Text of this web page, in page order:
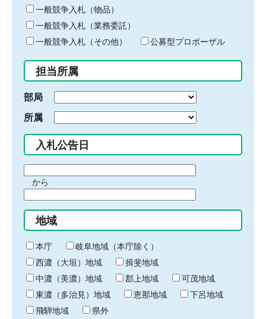
ー
ワ
ー
ド
入
力
一般競争入札（物品）
一般競争入札（業務委託）
一般競争入札（その他）
公募型プロポーザル
担当所属
部局
所属
入札公告日
間
始
り
から
間
終
わ
り
地域
本庁
岐阜地域（本庁除く）
西濃（大垣）地域
揖斐地域
中濃（美濃）地域
郡上地域
可茂地域
東濃（多治見）地域
恵那地域
下呂地域
飛騨地域
県外